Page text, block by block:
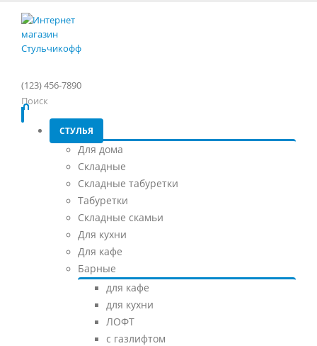
(123) 456-7890
Поиск
СТУЛЬЯ
Для дома
Складные
Складные табуретки
Табуретки
Складные скамьи
Для кухни
Для кафе
Барные
для кафе
для кухни
ЛОФТ
с газлифтом